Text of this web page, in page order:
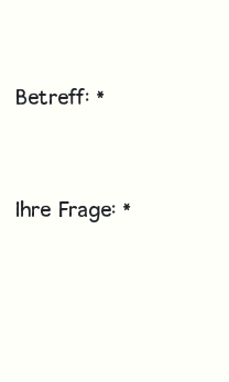
Betreff: *
Ihre Frage: *